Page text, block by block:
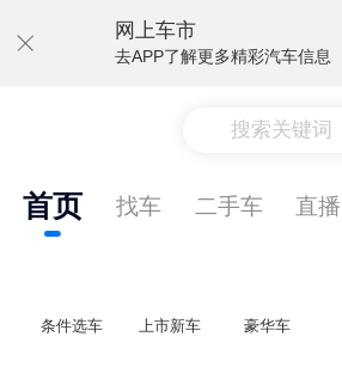
网上车市
去APP了解更多精彩汽车信息
搜索关键词
首页 找车 二手车 直播
条件选车 上市新车 豪华车